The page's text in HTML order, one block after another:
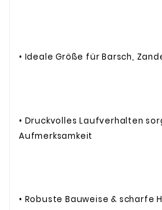
• Ideale Größe für Barsch,
• Druckvolles Laufverhalten
Aufmerksamkeit
• Robuste Bauweise & scharfe